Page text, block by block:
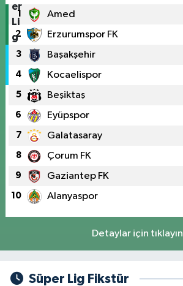
1 Amed
2 Erzurumspor FK
3 Başakşehir
4 Kocaelispor
5 Beşiktaş
6 Eyüpspor
7 Galatasaray
8 Çorum FK
9 Gaziantep FK
10 Alanyaspor
Detaylar için tıklayın
Süper Lig Fikstür